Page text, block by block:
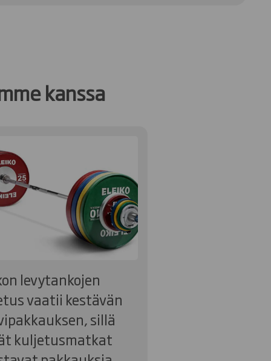
kanssa
levytankojen
vaatii kestävän
sillä
kuljetusmatkat